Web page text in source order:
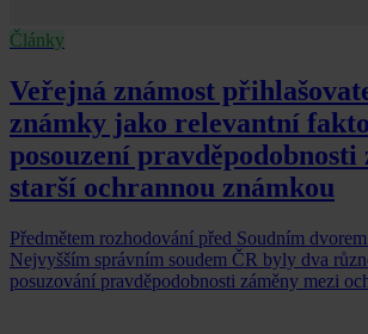
Články
Veřejná známost
známky jako relevantní
posouzení pravděpodobnosti
starší ochrannou známkou
Předmětem rozhodování před Soudním
Nejvyšším správním soudem ČR byly dva
posuzování pravděpodobnosti záměny mezi